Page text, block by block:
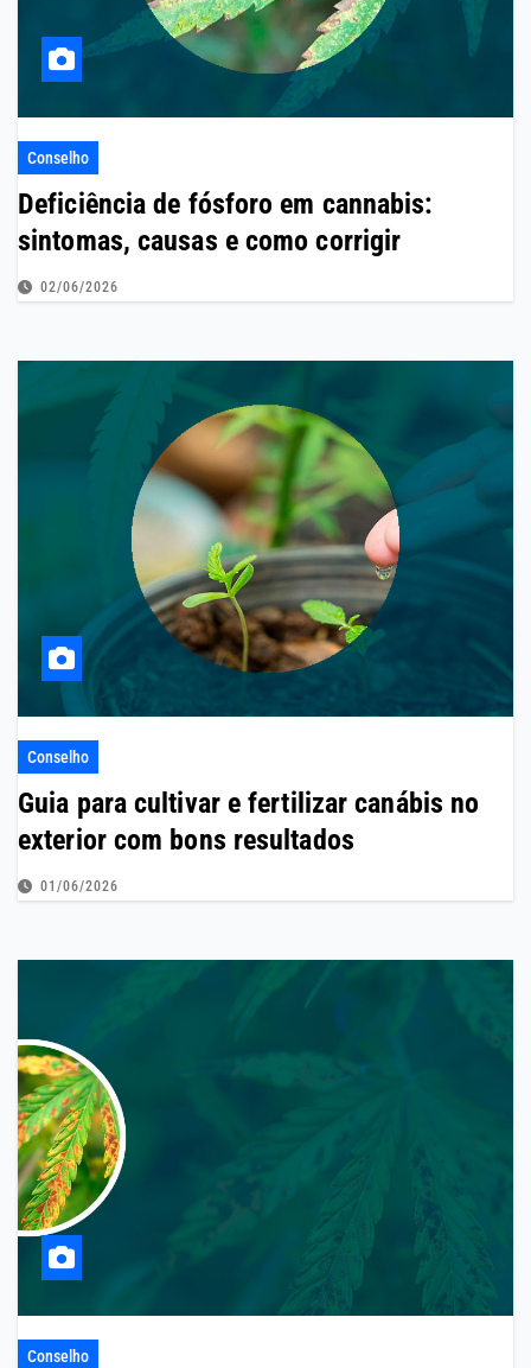
Conselho
Deficiência de fósforo em cannabis:
sintomas, causas e como corrigir
02/06/2026
Conselho
Guia para cultivar e fertilizar canábis no
exterior com bons resultados
01/06/2026
Conselho